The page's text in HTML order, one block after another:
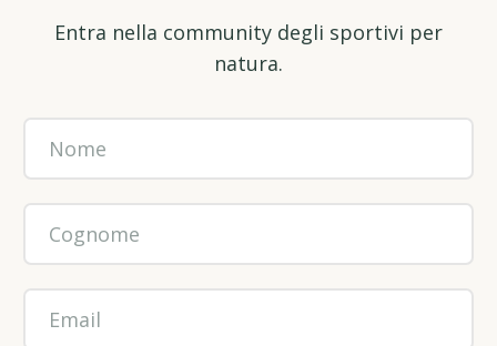
Entra nella community degli sportivi per
natura.